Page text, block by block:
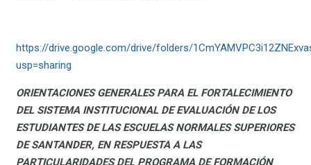
https://drive.google.com/drive/folders/
usp=sharing
ORIENTACIONES GENERALES PARA EL FORTALECIMIENTO
DEL SISTEMA INSTITUCIONAL DE EVALUACIÓN DE LOS
ESTUDIANTES DE LAS ESCUELAS NORMALES SUPERIORES
DE SANTANDER, EN RESPUESTA A LAS
PARTICULARIDADES DEL PROGRAMA DE FORMACIÓN